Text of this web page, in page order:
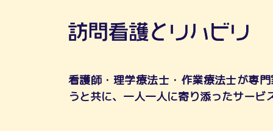
看護師・理学療法士・作業療法士が専
うと共に、一人一人に寄り添ったサービ